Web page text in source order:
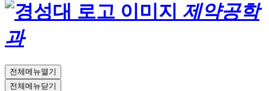
제약공학
과
전체메뉴열기
전체메뉴닫기